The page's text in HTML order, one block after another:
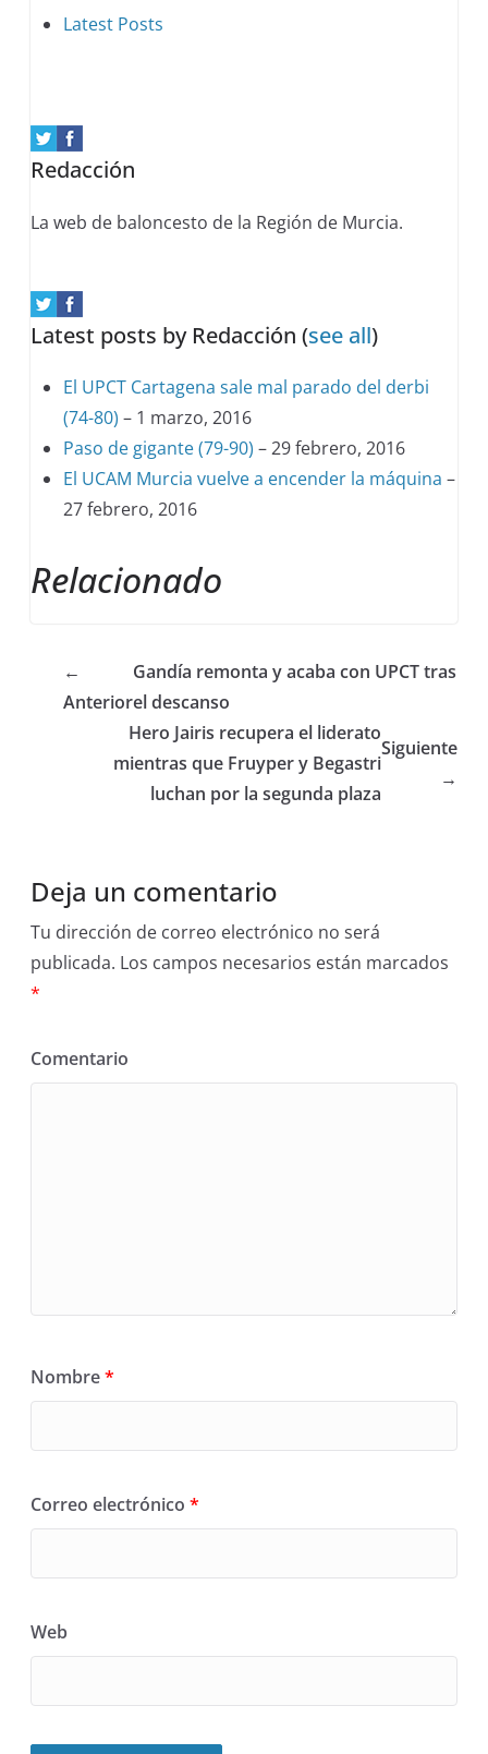
following
content
below.
Latest Posts
Redacción
La web de baloncesto de la Región de Murcia.
Latest posts by Redacción(see all)
El UPCT Cartagena sale mal parado del derbi
(74-80) – 1 marzo, 2016
Paso de gigante (79-90) – 29 febrero, 2016
El UCAM Murcia vuelve a encender la máquina –
27 febrero, 2016
Relacionado
←
Anterior
Gandía remonta y acaba con UPCT tras
el descanso
Hero Jairis recupera el liderato
mientras que Fruyper y Begastri
luchan por la segunda plaza
Siguiente
→
Deja un comentario
Tu dirección de correo electrónico no será
publicada. Los campos necesarios están marcados
*
Comentario
Nombre*
Correo electrónico*
Web